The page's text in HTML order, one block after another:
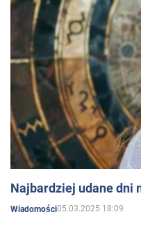
Najbardziej udane dni
Wiadomości05.03.2025 18:09